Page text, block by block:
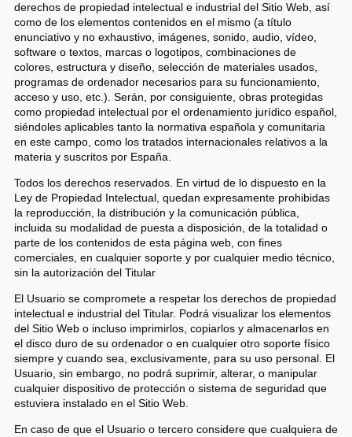
derechos de propiedad intelectual e industrial del Sitio Web, así
como de los elementos contenidos en el mismo (a título
enunciativo y no exhaustivo, imágenes, sonido, audio, vídeo,
software o textos, marcas o logotipos, combinaciones de
colores, estructura y diseño, selección de materiales usados,
programas de ordenador necesarios para su funcionamiento,
acceso y uso, etc.). Serán, por consiguiente, obras protegidas
como propiedad intelectual por el ordenamiento jurídico español,
siéndoles aplicables tanto la normativa española y comunitaria
en este campo, como los tratados internacionales relativos a la
materia y suscritos por España.
Todos los derechos reservados. En virtud de lo dispuesto en la
Ley de Propiedad Intelectual, quedan expresamente prohibidas
la reproducción, la distribución y la comunicación pública,
incluida su modalidad de puesta a disposición, de la totalidad o
parte de los contenidos de esta página web, con fines
comerciales, en cualquier soporte y por cualquier medio técnico,
sin la autorización del Titular
El Usuario se compromete a respetar los derechos de propiedad
intelectual e industrial del Titular. Podrá visualizar los elementos
del Sitio Web o incluso imprimirlos, copiarlos y almacenarlos en
el disco duro de su ordenador o en cualquier otro soporte físico
siempre y cuando sea, exclusivamente, para su uso personal. El
Usuario, sin embargo, no podrá suprimir, alterar, o manipular
cualquier dispositivo de protección o sistema de seguridad que
estuviera instalado en el Sitio Web.
En caso de que el Usuario o tercero considere que cualquiera de